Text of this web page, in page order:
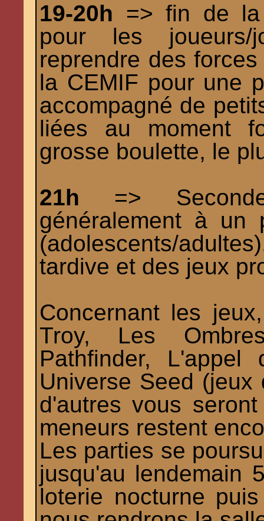
19-20h => fin de la
pour les joueurs/
reprendre des
la CEMIF pour une
accompagné de
liées au moment
grosse boulette, le
21h =>
généralement à un
(adolescents/
tardive et des jeux
Concernant les
Troy, Les
Pathfinder,
Universe Seed
d'autres vous
meneurs restent
Les parties se
jusqu'au lendemain
loterie nocturne